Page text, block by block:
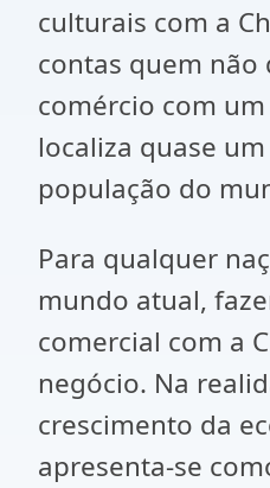
culturais com a
contas quem não
comércio com
localiza quase
população do
Para qualquer
mundo atual,
comercial com a
negócio. Na
crescimento da
apresenta-se